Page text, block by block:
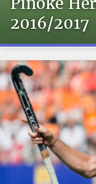
2016/2017